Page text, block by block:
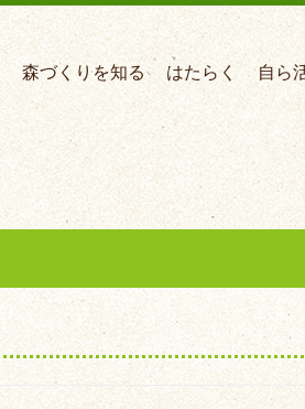
森づくりを知る はたらく 自ら